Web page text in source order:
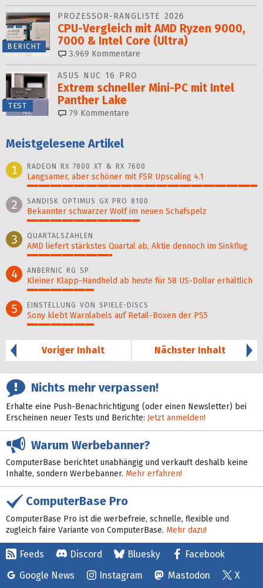
BERICHT
PROZESSOR-RANGLISTE 2026
CPU-Vergleich mit AMD Ryzen 9000,
7000 & Intel Core (Ultra)
3.969 Kommentare
TEST
ASUS NUC 16 PRO
Extrem schneller Mini-PC mit Intel
Panther Lake
79 Kommentare
Meistgelesene Artikel
1
RADEON RX 7800 XT & RX 7600
Langsamer, aber schöner mit FSR Upscaling 4.1
100%
2 SANDISK OPTIMUS GX PRO 8100
Bekannter schwarzer Wolf im neuen Schafspelz
49%
3 QUARTALSZAHLEN
AMD liefert stärkstes Quartal ab, Aktie dennoch im Sinkflug
37%
4 ANBERNIC RG SP
Kleiner Klapp-Hand­held ab heute für 58 US-Dollar er­hält­lich
29%
5 EINSTELLUNG VON SPIELE-DISCS
Sony klebt Warnlabels auf Retail-Boxen der PS5
29%
Voriger Inhalt
Nächster Inhalt
Nichts mehr verpassen!
Erhalte eine Push-Benachrichtigung (oder einen Newsletter) bei
Erscheinen neuer Tests und Berichte: Jetzt anmelden!
Warum Werbebanner?
ComputerBase berichtet unabhängig und verkauft deshalb keine
Inhalte, sondern Werbebanner. Mehr erfahren!
ComputerBase Pro
ComputerBase Pro ist die werbefreie, schnelle, flexible und
zugleich faire Variante von ComputerBase. Mehr dazu!
Feeds Discord Bluesky
Facebook
Google News
Instagram Mastodon X